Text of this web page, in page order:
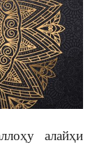
алайҳи